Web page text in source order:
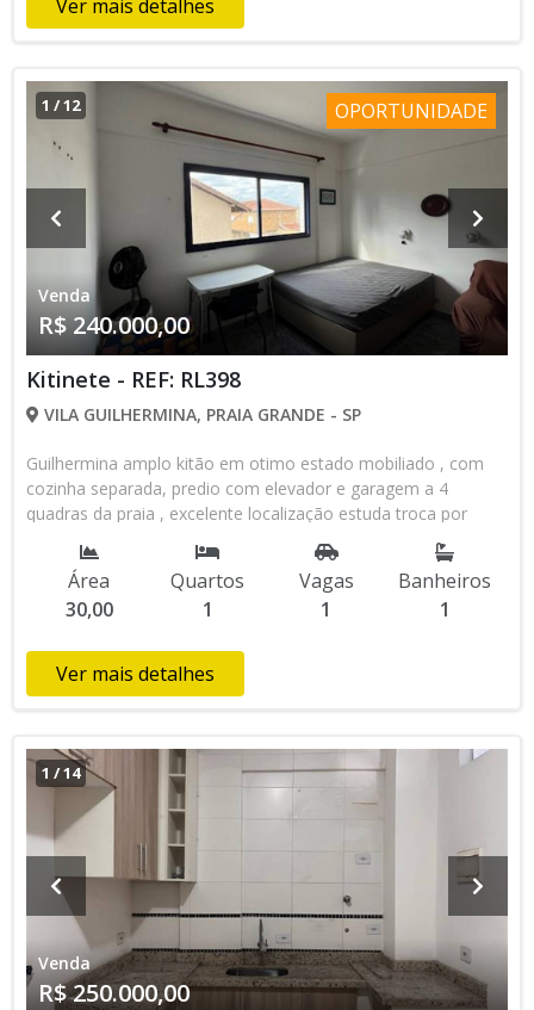
Ver mais detalhes
1 /12 OPORTUNIDADE
Venda
R$ 240.000,00
Kitinete - REF: RL398
VILA GUILHERMINA, PRAIA GRANDE - SP
Guilhermina amplo kitão em otimo estado mobiliado , com
cozinha separada, predio com elevador e garagem a 4
quadras da praia , excelente localização estuda troca por
Área
30,00
Quartos
1
Vagas
1
Banheiros
1
Ver mais detalhes
1 /14
Venda
R$ 250.000,00